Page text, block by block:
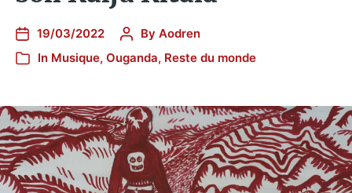
19/03/2022 By Aodren
In Musique, Ouganda, Reste du monde